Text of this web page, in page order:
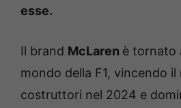
esse.
Il brand McLaren è tornato
mondo della F1, vincendo il
costruttori nel 2024 e